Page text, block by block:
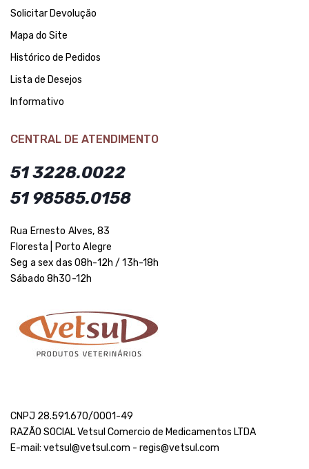
Solicitar Devolução
Mapa do Site
Histórico de Pedidos
Lista de Desejos
Informativo
CENTRAL DE ATENDIMENTO
51 3228.0022
51 98585.0158
Rua Ernesto Alves, 83
Floresta | Porto Alegre
Seg a sex das 08h-12h / 13h-18h
Sábado 8h30-12h
CNPJ 28.591.670/0001-49
RAZÃO SOCIAL Vetsul Comercio de Medicamentos LTDA
E-mail: vetsul@vetsul.com - regis@vetsul.com